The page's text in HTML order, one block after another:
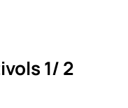
1/ 2